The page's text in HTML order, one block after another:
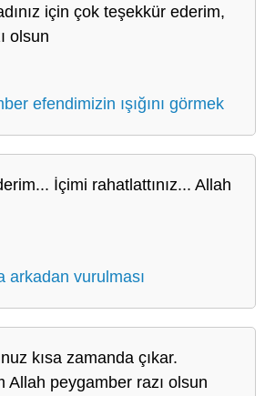
için çok teşekkür ederim,
olsun
efendimizin ışığını görmek
İçimi rahatlattınız... Allah
arkadan vurulması
kısa zamanda çıkar.
Allah peygamber razı olsun